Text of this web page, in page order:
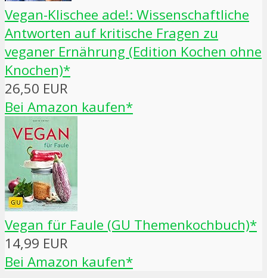
Vegan-Klischee ade!: Wissenschaftliche
Antworten auf kritische Fragen zu
veganer Ernährung (Edition Kochen ohne
Knochen)*
26,50 EUR
Bei Amazon kaufen*
Vegan für Faule (GU Themenkochbuch)*
14,99 EUR
Bei Amazon kaufen*